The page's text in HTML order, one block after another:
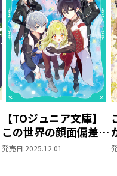
【TOジュニア文庫】
この世界の顔面偏差値
が高すぎて目が痛い2
発売日:2025.12.01